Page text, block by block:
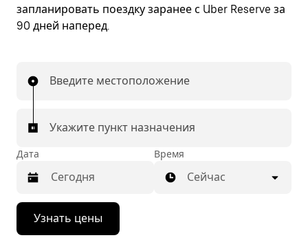
запланировать поездку заранее с Uber Reserve за
90 дней наперед.
Введите местоположение
Укажите пункт назначения
Дата
Нажмите
стрелку
вниз,
Время
Сейчас
Узнать цены